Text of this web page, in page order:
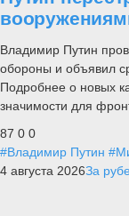
Владимир Путин
обороны и объявил
Подробнее о новых
значимости для
87 0 0
#Владимир Путин
4 августа 2026За